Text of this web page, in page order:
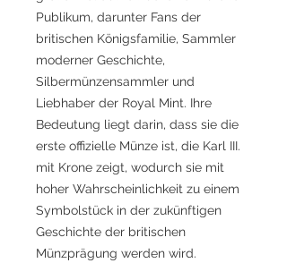
Publikum, darunter Fans der
britischen Königsfamilie, Sammler
moderner Geschichte,
Silbermünzensammler und
Liebhaber der Royal Mint. Ihre
Bedeutung liegt darin, dass sie die
erste offizielle Münze ist, die Karl III.
mit Krone zeigt, wodurch sie mit
hoher Wahrscheinlichkeit zu einem
Symbolstück in der zukünftigen
Geschichte der britischen
Münzprägung werden wird.